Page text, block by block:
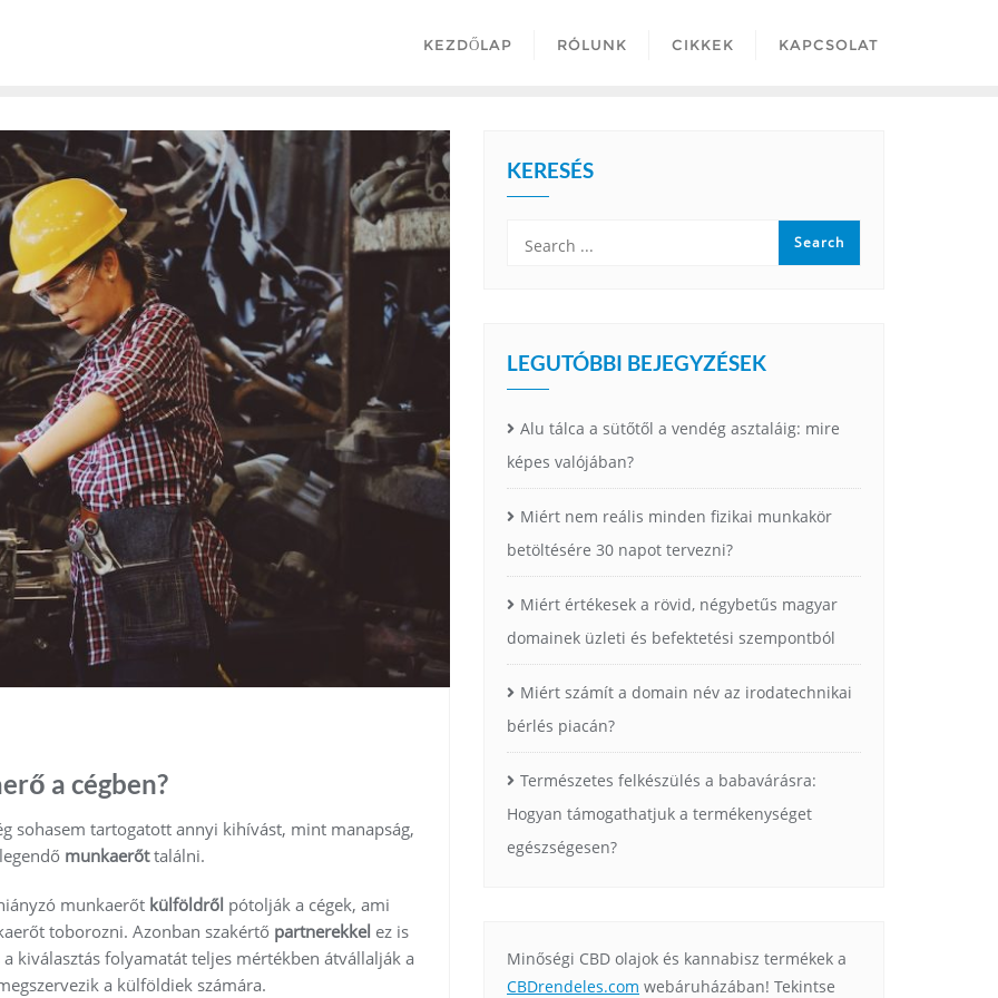
KEZDŐLAP RÓLUNK CIKKEK KAPCSOLAT
a cégben?
sohasem tartogatott annyi kihívást, mint manapság,
munkaerőttalálni.
munkaerőt külföldről pótolják a cégek, ami
toborozni. Azonban szakértő partnerekkel ez is
a kiválasztás folyamatát teljes mértékben átvállalják a
a külföldiek számára.
KERESÉS
LEGUTÓBBI BEJEGYZÉSEK
Alu tálca a sütőtől a vendég asztaláig: mire
képes valójában?
Miért nem reális minden fizikai munkakör
betöltésére 30 napot tervezni?
Miért értékesek a rövid, négybetűs magyar
domainek üzleti és befektetési szempontból
Miért számít a domain név az irodatechnikai
bérlés piacán?
Természetes felkészülés a babavárásra:
Hogyan támogathatjuk a termékenységet
egészségesen?
Minőségi CBD olajok és kannabisz termékek a
CBDrendeles.com webáruházában! Tekintse